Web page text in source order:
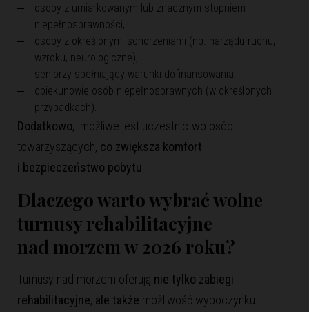
osoby z umiarkowanym lub znacznym stopniem
niepełnosprawności,
osoby z określonymi schorzeniami (np. narządu ruchu,
wzroku, neurologiczne),
seniorzy spełniający warunki dofinansowania,
opiekunowie osób niepełnosprawnych (w określonych
przypadkach).
Dodatkowo, możliwe jest uczestnictwo osób
towarzyszących, co zwiększa komfort
i bezpieczeństwo pobytu
Dlaczego warto wybrać wolne
turnusy rehabilitacyjne
nad morzem w 2026 roku?
Turnusy nad morzem oferują nie tylko zabiegi
rehabilitacyjne, ale także możliwość wypoczynku